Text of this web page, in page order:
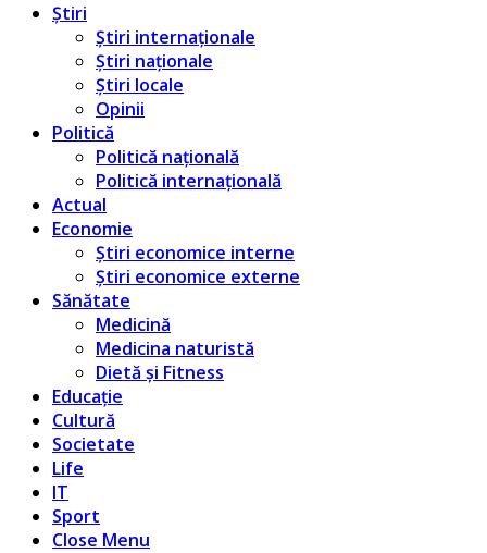
Știri
Știri internaționale
Știri naționale
Știri locale
Opinii
Politică
Politică națională
Politică internațională
Actual
Economie
Știri economice interne
Știri economice externe
Sănătate
Medicină
Medicina naturistă
Dietă și Fitness
Educație
Cultură
Societate
Life
IT
Sport
Close Menu